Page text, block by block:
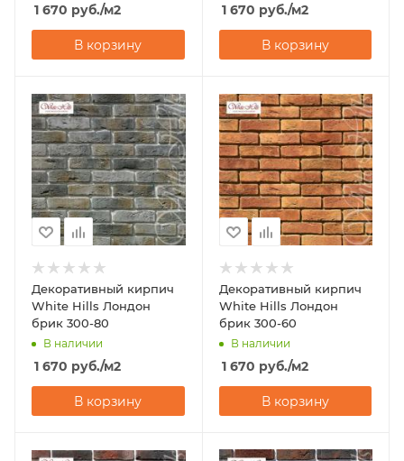
1 670 руб./м2
В корзину
1 670 руб./м2
В корзину
Декоративный кирпич
White Hills Лондон
брик 300-80
В наличии
1 670 руб./м2
В корзину
Декоративный кирпич
White Hills Лондон
брик 300-60
В наличии
1 670 руб./м2
В корзину